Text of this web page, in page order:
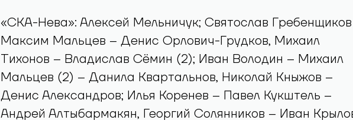
Всеволод Сорокин – Николай Богомолов; Евгений Орлов –
Илья Кляузов – Илья Павлюков, Виталий Демаков (2) –
Евгений Бородин; Никита Квартальнов – Кирилл Смирнов
Антон Первов, Михаил Степанов.
«СКА-Нева»: Алексей Мельничук; Святослав